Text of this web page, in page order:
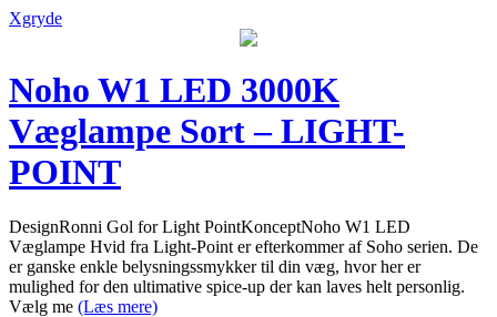
Xgryde
Noho W1 LED 3000K
Væglampe Sort – LIGHT-
POINT
DesignRonni Gol for Light PointKonceptNoho W1 LED
Væglampe Hvid fra Light-Point er efterkommer af Soho serien. De
er ganske enkle belysningssmykker til din væg, hvor her er
mulighed for den ultimative spice-up der kan laves helt personlig.
Vælg me (Læs mere)